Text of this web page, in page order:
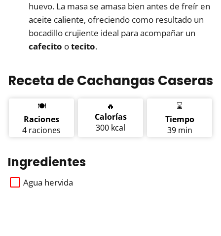
huevo. La masa se amasa bien antes de freír en
aceite caliente, ofreciendo como resultado un
bocadillo crujiente ideal para acompañar un
cafecito otecito.
Receta de Cachangas Caseras
🍽️
Raciones
4 raciones
🔥
Calorías
300 kcal
⌛
Tiempo
39 min
Ingredientes
Agua hervida